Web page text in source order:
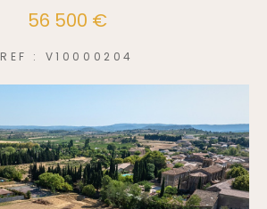
56 500 €
REF : V10000204